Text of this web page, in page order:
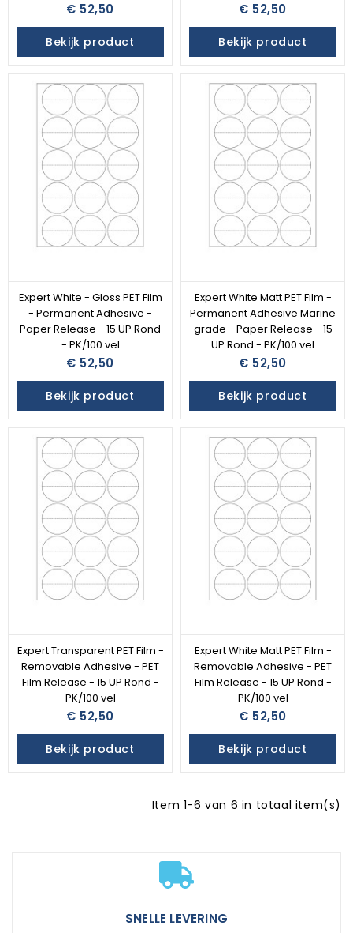
€ 52,50
Bekijk product
€ 52,50
Bekijk product
Expert White - Gloss PET Film
- Permanent Adhesive -
Paper Release - 15 UP Rond
- PK/100 vel
€ 52,50
Bekijk product
Expert White Matt PET Film -
Permanent Adhesive Marine
grade - Paper Release - 15
UP Rond - PK/100 vel
€ 52,50
Bekijk product
Expert Transparent PET Film -
Removable Adhesive - PET
Film Release - 15 UP Rond -
PK/100 vel
€ 52,50
Bekijk product
Expert White Matt PET Film -
Removable Adhesive - PET
Film Release - 15 UP Rond -
PK/100 vel
€ 52,50
Bekijk product
Item 1-6 van 6 in totaal item(s)
SNELLE LEVERING